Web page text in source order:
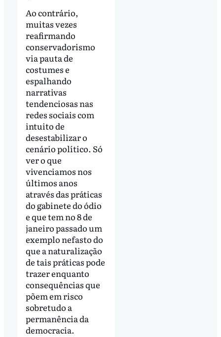
Ao contrário,
muitas vezes
reafirmando
conservadorismo
via pauta de
costumes e
espalhando
narrativas
tendenciosas nas
redes sociais com
intuito de
desestabilizar o
cenário político. Só
ver o que
vivenciamos nos
últimos anos
através das práticas
do gabinete do ódio
e que tem no 8 de
janeiro passado um
exemplo nefasto do
que a naturalização
de tais práticas pode
trazer enquanto
consequências que
põem em risco
sobretudo a
permanência da
democracia.